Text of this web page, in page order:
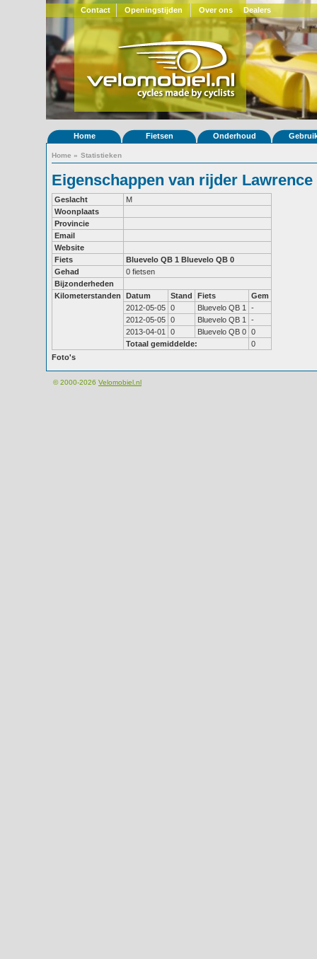
Contact Openingstijden Over ons Dealers
Home Fietsen Onderhoud
Home » Statistieken
Eigenschappen van rijder
Geslacht
M
Woonplaats
Provincie
Email
Website
Fiets
Bluevelo QB 1 Bluevelo QB 0
Gehad
0 fietsen
Bijzonderheden
Kilometerstanden
Datum Stand Fiets
Gem
2012-05-05 0 Bluevelo QB 1
-
2012-05-05 0 Bluevelo QB 1
-
2013-04-01
0 Bluevelo QB 0 0
Totaal gemiddelde:
0
Foto's
© 2000-2026 Velomobiel.nl